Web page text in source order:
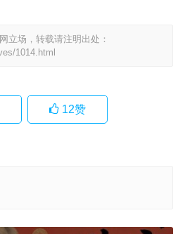
立场，转载请注明出处：
1014.html
12赞